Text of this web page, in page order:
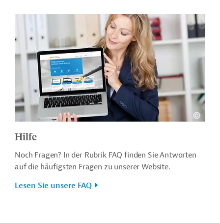
Hilfe
Noch Fragen? In der Rubrik FAQ finden Sie Antworten
auf die häufigsten Fragen zu unserer Website.
Lesen Sie unsere FAQ